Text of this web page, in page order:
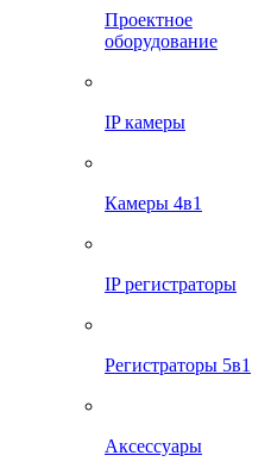
Проектное
оборудование
IP камеры
Камеры 4в1
IP регистраторы
Регистраторы 5в1
Аксессуары